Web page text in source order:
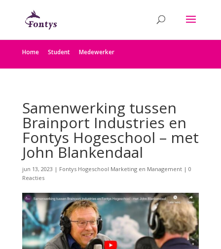
Home Student Medewerker
Samenwerking tussen
Brainport Industries en
Fontys Hogeschool – met
John Blankendaal
jun 13, 2023 | Fontys Hogeschool Marketing en Management| 0
Reacties